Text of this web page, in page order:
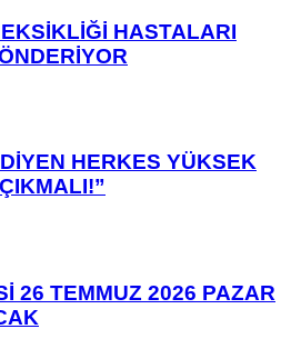
HASTALARI
HERKES YÜKSEK
26 TEMMUZ 2026 PAZAR